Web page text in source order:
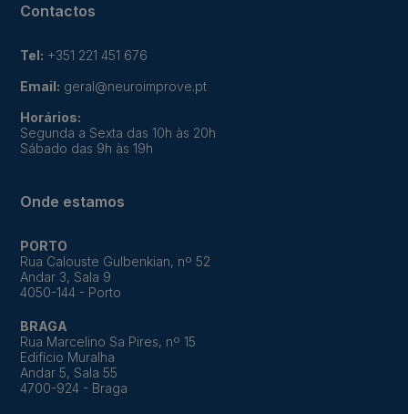
Contactos
Tel: +351 221 451 676
Email: geral@neuroimprove.pt
Horários:
Segunda a Sexta das 10h às 20h
Sábado das 9h às 19h
Onde estamos
PORTO
Rua Calouste Gulbenkian, nº 52
Andar 3, Sala 9
4050-144 - Porto
BRAGA
Rua Marcelino Sa Pires, nº 15
Edifício Muralha
Andar 5, Sala 55
4700-924 - Braga